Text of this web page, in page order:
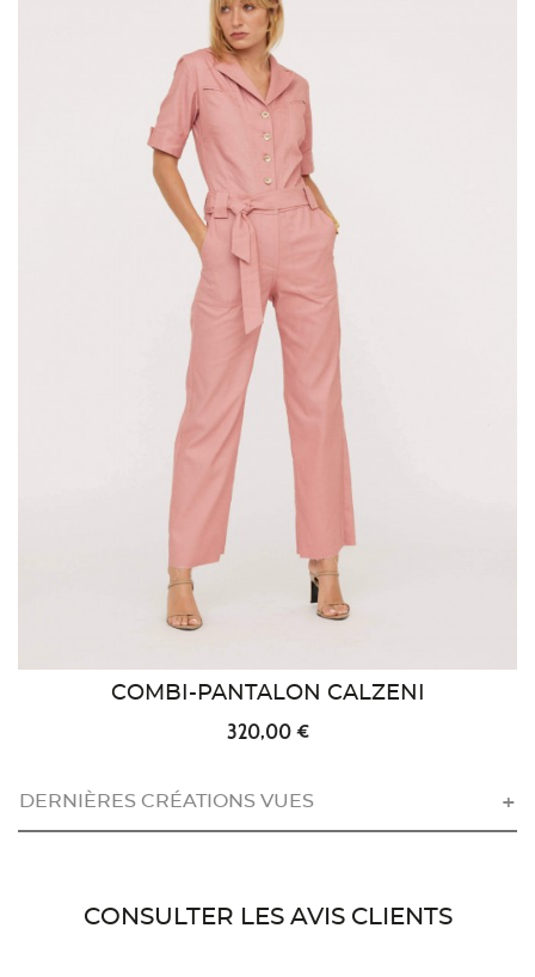
COMBI-PANTALON CALZENI
320,00 €
DERNIÈRES CRÉATIONS VUES
CONSULTER LES AVIS CLIENTS